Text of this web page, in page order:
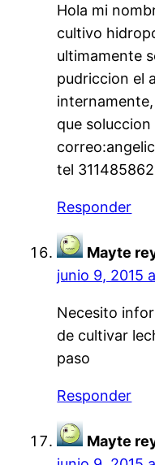
Hola mi
cultivo
ultimamente
pudriccion el
que
tel
Responder
Mayte
junio 9, 2015
Necesito
de cultivar
paso
Responder
Mayte